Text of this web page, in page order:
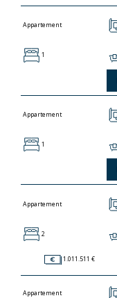
Appartement
1
Appartement
1
Appartement
2
1.011.511 €
Appartement